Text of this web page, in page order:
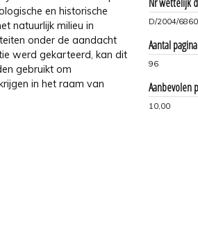
en historische
natuurlijk milieu in
onder de aandacht
werd gekarteerd, kan dit
gebruikt om
in het raam van
D/2004/
Aantal
96
Aanbevolen
10,00